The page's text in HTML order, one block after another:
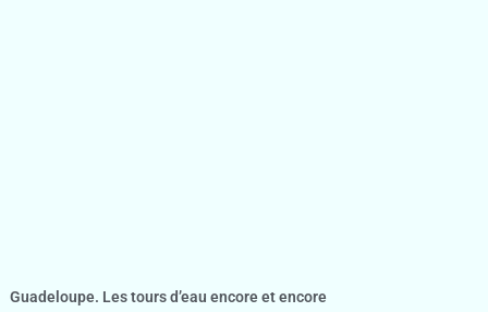
Guadeloupe. Les tours d’eau encore et encore